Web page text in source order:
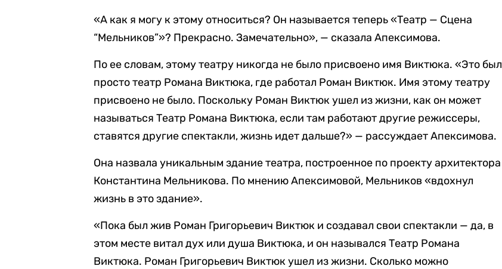
«А как я могу к этому относиться? Он называется теперь «Театр — Сцена
“Мельников”»? Прекрасно. Замечательно», — сказала Апексимова.
По ее словам, этому театру никогда не было присвоено имя Виктюка. «Это был
просто театр Романа Виктюка, где работал Роман Виктюк. Имя этому театру
присвоено не было. Поскольку Роман Виктюк ушел из жизни, как он может
называться Театр Романа Виктюка, если там работают другие режиссеры,
ставятся другие спектакли, жизнь идет дальше?» — рассуждает Апексимова.
Она назвала уникальным здание театра, построенное по проекту архитектора
Константина Мельникова. По мнению Апексимовой, Мельников «вдохнул
жизнь в это здание».
«Пока был жив Роман Григорьевич Виктюк и создавал свои спектакли — да, в
этом месте витал дух или душа Виктюка, и он назывался Театр Романа
Виктюка. Роман Григорьевич Виктюк ушел из жизни. Сколько можно